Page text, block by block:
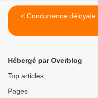
< Concurrence déloyale
Hébergé par Overblog
Top articles
Pages